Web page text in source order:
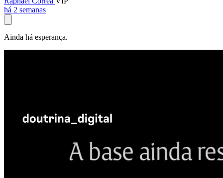
há 2 semanas
Ainda há esperança.